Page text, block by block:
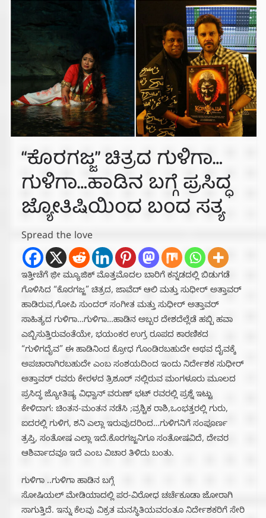
“ಕೊರಗಜ್ಜ” ಚಿತ್ರದ ಗುಳಿಗಾ…
ಗುಳಿಗಾ…ಹಾಡಿನ ಬಗ್ಗೆ ಪ್ರಸಿದ್ಧ
ಜ್ಯೋತಿಷಿಯಿಂದ ಬಂದ ಸತ್ಯ
Spread the love
ಇತ್ತೀಚೆಗೆ ಜೀ಼ ಮ್ಯೂಜಿಕ್ ಮೊತ್ತಮೊದಲ ಬಾರಿಗೆ ಕನ್ನಡದಲ್ಲಿ ಬಿಡುಗಡೆ
ಗೊಳಿಸಿದ “ಕೊರಗಜ್ಜ” ಚಿತ್ರದ, ಜಾವೆದ್ ಆಲಿ ಮತ್ತು ಸುಧೀರ್ ಅತ್ತಾವರ್
ಹಾಡಿರುವ,ಗೋಪಿ ಸುಂದರ್ ಸಂಗೀತ ಮತ್ತು ಸುಧೀರ್ ಅತ್ತಾವರ್
ಸಾಹಿತ್ಯದ ಗುಳಿಗಾ…ಗುಳಿಗಾ…ಹಾಡಿನ ಅಬ್ಬರ ದೇಶದೆಲ್ಲೆಡೆ ಹಬ್ಬಿ ಹವಾ
ಎಬ್ಬಿಸುತ್ತಿರುವಂತೆಯೇ, ಭಯಂಕರ ಉಗ್ರ ರೂಪದ ಕಾರಣಿಕದ
“ಗುಳಿಗದೈವ” ಈ ಹಾಡಿನಿಂದ ಕ್ರೋಧ ಗೊಂಡಿರಬಹುದೇ ಅಥವ ದೈವಕ್ಕೆ
ಅಪಚಾರಾಗಿರಬಹುದೇ ಎಂಬ ಸಂಶಯದಿಂದ ಇಂದು ನಿರ್ದೇಶಕ ಸುಧೀರ್
ಅತ್ತಾವರ್ ರವರು ಕೇರಳದ ತ್ರಿಶೂರ್ ನಲ್ಲಿರುವ ಮಂಗಳೂರು ಮೂಲದ
ಪ್ರಸಿದ್ಧ ಜ್ಯೋತಿಷ್ಯ ವಿಧ್ವಾನ್ ವರುಣ್ ಭಟ್ ರವರಲ್ಲಿ ಪ್ರಶ್ನೆ ಇಟ್ಟು
ಕೇಳಿದಾಗ: ಚಿಂತನ-ಮಂತನ ನಡೆಸಿ ;ವ್ರಶ್ಚಿಕ ರಾಶಿ,ಒಂಭತ್ತರಲ್ಲಿ ಗುರು,
ಐದರಲ್ಲಿ ಗುಳಿಗ, ಶನಿ ಎಲ್ಲಾ ಇರುವುದರಿಂದ…ಗುಳಿಗನಿಗೆ ಸಂಪೂರ್ಣ
ತ್ರಪ್ತಿ, ಸಂತೋಷ ಎಲ್ಲಾ ಇದೆ.ಕೊರಗಜ್ಜನಿಗೂ ಸಂತೋಷವಿದೆ, ದೇವರ
ಆಶಿರ್ವಾದವೂ ಇದೆ ಎಂಬ ವಿಚಾರ ತಿಳಿದು ಬಂತು.
ಗುಳಿಗಾ ..ಗುಳಿಗಾ ಹಾಡಿನ ಬಗ್ಗೆ
ಸೋಷಿಯಲ್ ಮೇಡಿಯಾದಲ್ಲಿ ಪರ-ವಿರೋಧ ಚರ್ಚೆಕೂಡಾ ಜೋರಾಗಿ
ಸಾಗುತ್ತಿದೆ. ಇನ್ನು ಕೆಲವು ವಿಕ್ರತ ಮನಸ್ಥಿತಿಯವರಂತೂ ನಿರ್ದೇಶಕರಿಗೆ ಸೇರಿ